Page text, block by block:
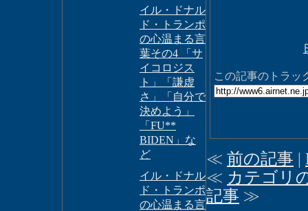
イル・ドナル
ド・トランポ
の心温まる言
葉その4 「サ
イコロジス
ト」「謙虚
さ」「自分で
決めよう」
「FU**
BIDEN」な
ど
イル・ドナル
ド・トランポ
の心温まる言
この記事のトラッ
≪ 前の記事 |
≪ カテゴリ
記事 ≫